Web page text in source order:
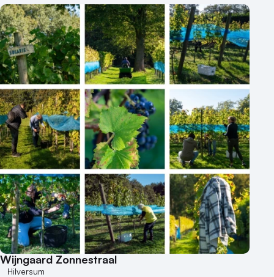
Wijngaard Zonnestraal
Hilversum